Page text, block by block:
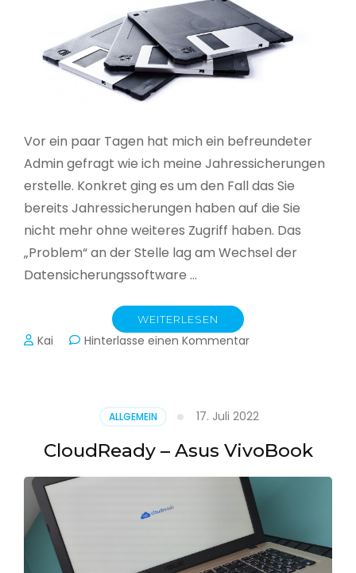
Vor ein paar Tagen hat mich ein befreundeter
Admin gefragt wie ich meine Jahressicherungen
erstelle. Konkret ging es um den Fall das Sie
bereits Jahressicherungen haben auf die Sie
nicht mehr ohne weiteres Zugriff haben. Das
„Problem“ an der Stelle lag am Wechsel der
Datensicherungssoftware …
WEITERLESEN
Kai Hinterlasse einen Kommentarzu
Jahressicherung
ALLGEMEIN 17. Juli 2022
CloudReady – Asus VivoBook